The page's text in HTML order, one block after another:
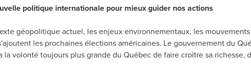
politique internationale pour mieux guider nos actions
géopolitique actuel, les enjeux environnementaux, les
les prochaines élections américaines. Le gouvernement du
la volonté toujours plus grande du Québec de faire croître sa